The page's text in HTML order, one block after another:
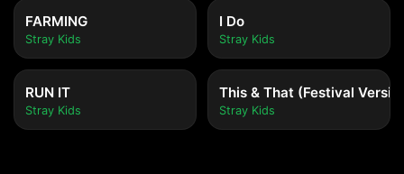
FARMING
Stray Kids
I Do
Stray Kids
RUN IT
Stray Kids
This & That (Festival
Stray Kids